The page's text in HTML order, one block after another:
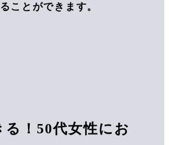
ことができます。
！50代女性にお